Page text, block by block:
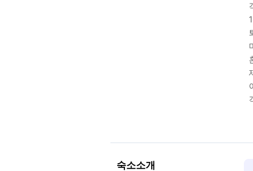
숙소소개